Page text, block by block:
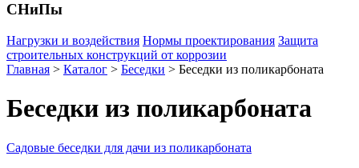
СНиПы
Нагрузки и воздействия Нормы проектирования Защита
строительных конструкций от коррозии
Главная > Каталог > Беседки > Беседки из поликарбоната
Беседки из поликарбоната
Садовые беседки для дачи из поликарбоната